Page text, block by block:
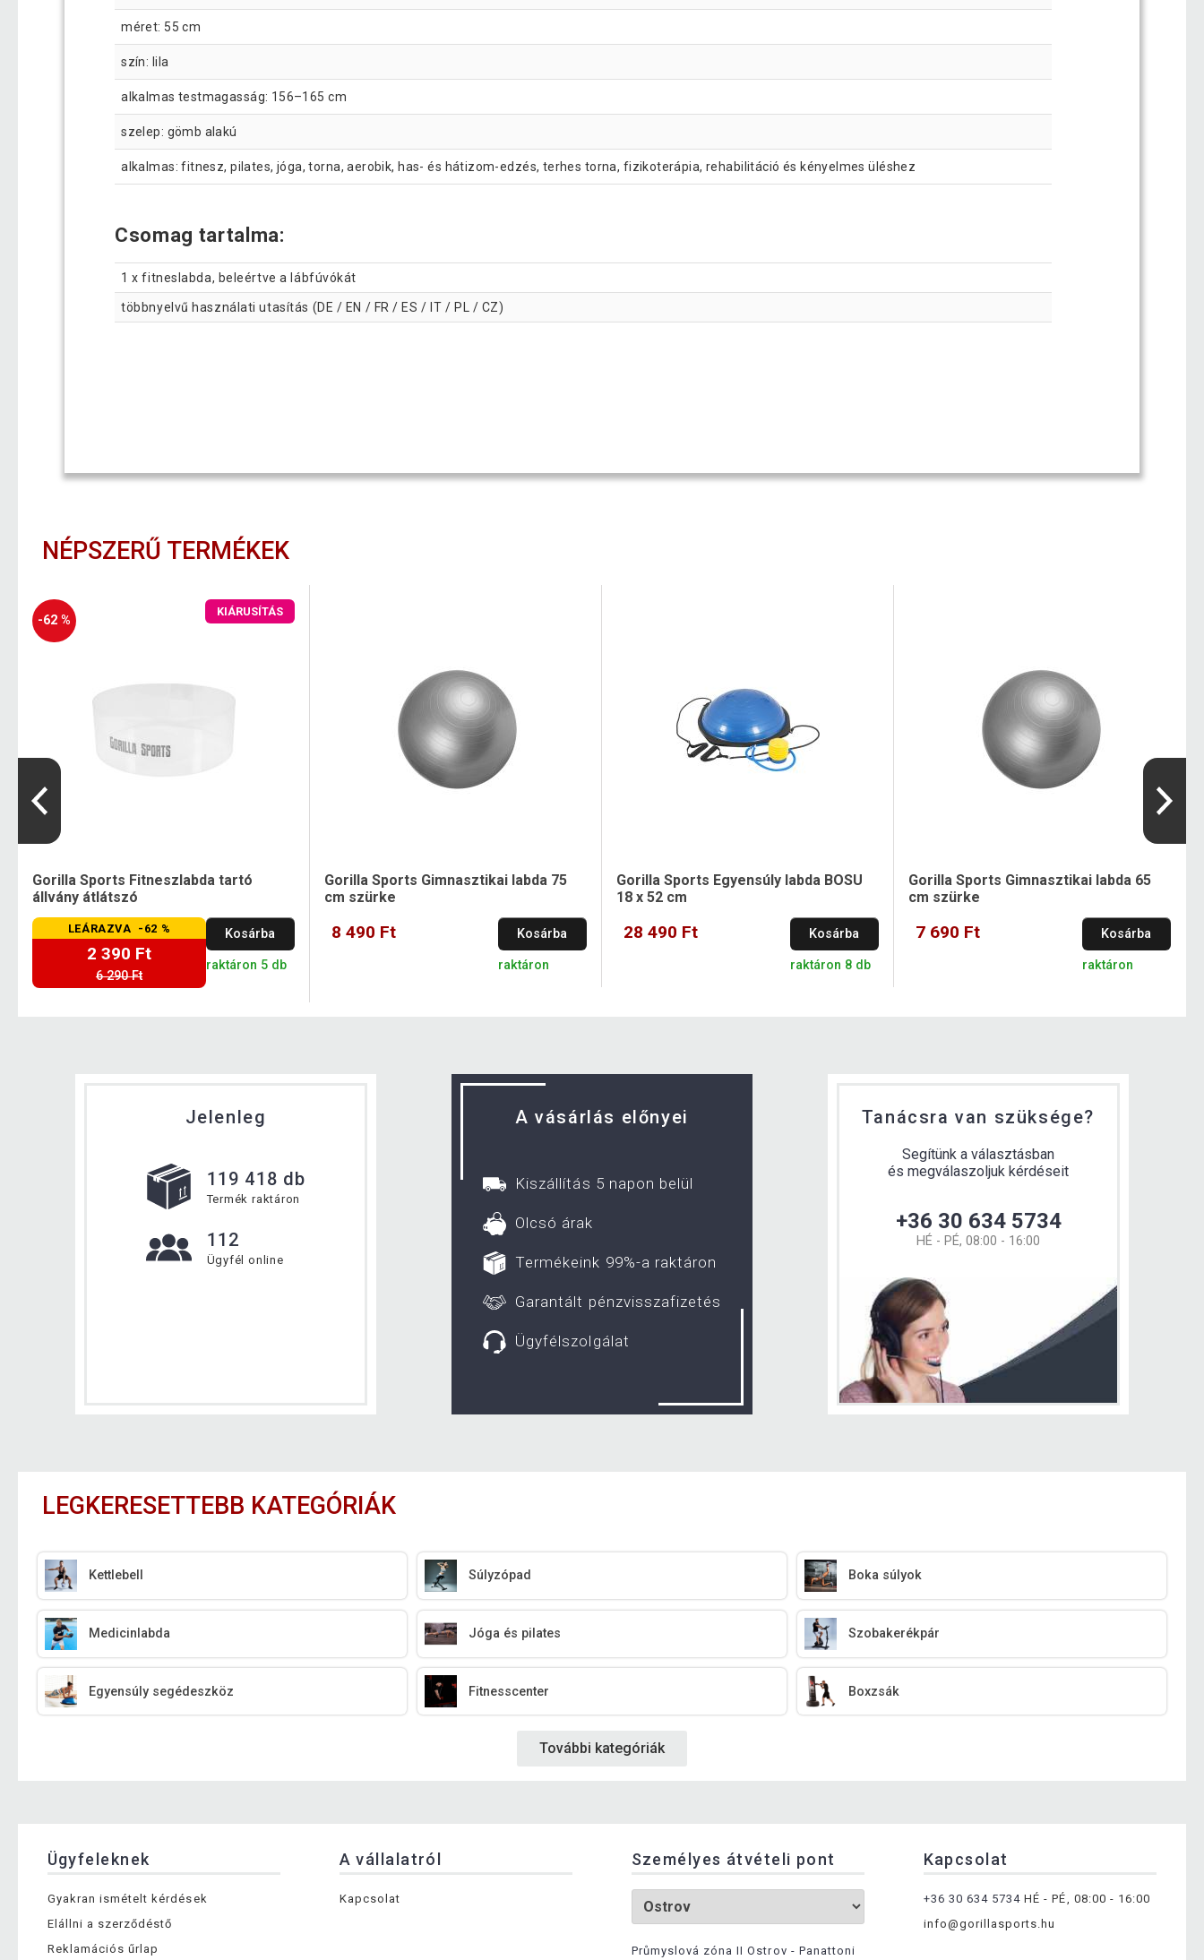
méret: 55 cm
szín: lila
alkalmas testmagasság: 156–165 cm
szelep: gömb alakú
alkalmas: fitnesz, pilates, jóga, torna, aerobik, has- és hátizom-edzés, terhes torna, fizikoterápia, rehabilitáció és kényelmes üléshez
Csomag tartalma:
1 x fitneslabda, beleértve a lábfúvókát
többnyelvű használati utasítás (DE / EN / FR / ES / IT / PL / CZ)
NÉPSZERŰ TERMÉKEK
-62 %
KIÁRUSÍTÁS
Gorilla Sports Fitneszlabda tartó
állvány átlátszó
LEÁRAZVA -62 %
2 390 Ft
6 290 Ft
Kosárba
raktáron 5 db
Gorilla Sports Gimnasztikai labda 75
cm szürke
8 490 Ft Kosárba
raktáron
Gorilla Sports Egyensúly labda BOSU
18 x 52 cm
28 490 Ft Kosárba
raktáron 8 db
Gorilla Sports Gimnasztikai labda 65
cm szürke
7 690 Ft Kosárba
raktáron
Jelenleg
119 418 db
Termék raktáron
112
Ügyfél online
A vásárlás előnyei
Kiszállítás 5 napon belül
Olcsó árak
Termékeink 99%-a raktáron
Garantált pénzvisszafizetés
Ügyfélszolgálat
Tanácsra van szüksége?
Segítünk a választásban
és megválaszoljuk kérdéseit
+36 30 634 5734
HÉ - PÉ, 08:00 - 16:00
LEGKERESETTEBB KATEGÓRIÁK
Kettlebell Súlyzópad Boka súlyok
Medicinlabda Jóga és pilates Szobakerékpár
Egyensúly segédeszköz Fitnesscenter Boxzsák
További kategóriák
Ügyfeleknek
Gyakran ismételt kérdések
Elállni a szerződéstő
Reklamációs űrlap
A vállalatról
Kapcsolat
Személyes átvételi pont
Průmyslová zóna II Ostrov - Panattoni
Kapcsolat
+36 30 634 5734 HÉ - PÉ, 08:00 - 16:00
info@gorillasports.hu